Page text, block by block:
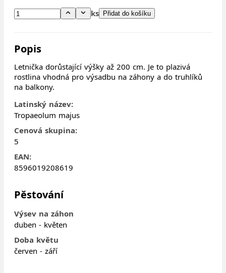
ks Přidat do košíku
Popis
Letnička dorůstající výšky až 200 cm. Je to plazivá
rostlina vhodná pro výsadbu na záhony a do truhlíků
na balkony.
Latinský název:
Tropaeolum majus
Cenová skupina:
5
EAN:
8596019208619
Pěstování
Výsev na záhon
duben - květen
Doba květu
červen - září